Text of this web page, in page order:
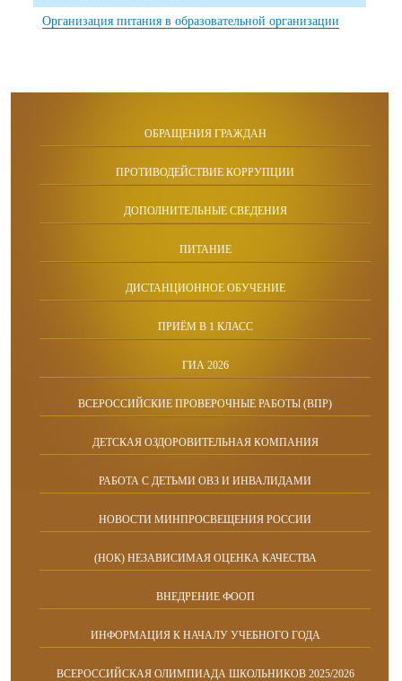
Организация питания в образовательной организации
ОБРАЩЕНИЯ ГРАЖДАН
ПРОТИВОДЕЙСТВИЕ КОРРУПЦИИ
ДОПОЛНИТЕЛЬНЫЕ СВЕДЕНИЯ
ПИТАНИЕ
ДИСТАНЦИОННОЕ ОБУЧЕНИЕ
ПРИЁМ В 1 КЛАСС
ГИА 2026
ВСЕРОССИЙСКИЕ ПРОВЕРОЧНЫЕ РАБОТЫ (ВПР)
ДЕТСКАЯ ОЗДОРОВИТЕЛЬНАЯ КОМПАНИЯ
РАБОТА С ДЕТЬМИ ОВЗ И ИНВАЛИДАМИ
НОВОСТИ МИНПРОСВЕЩЕНИЯ РОССИИ
(НОК) НЕЗАВИСИМАЯ ОЦЕНКА КАЧЕСТВА
ВНЕДРЕНИЕ ФООП
ИНФОРМАЦИЯ К НАЧАЛУ УЧЕБНОГО ГОДА
ВСЕРОССИЙСКАЯ ОЛИМПИАДА ШКОЛЬНИКОВ 2025/2026